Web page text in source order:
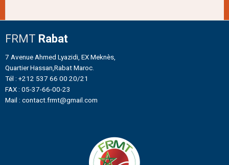
FRMT Rabat
7 Avenue Ahmed Lyazidi, EX Meknès,
Quartier Hassan,Rabat Maroc.
Tél : +212 537 66 00 20/21
FAX : 05-37-66-00-23
Mail : contact.frmt@gmail.com